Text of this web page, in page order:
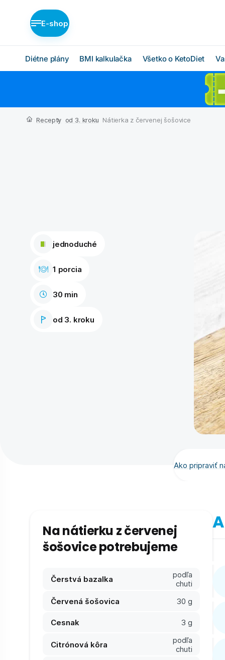
E-shop
Diétne plány
Nízka nadváha (BASIC)
BMI kalkulačka Všetko o KetoDiet
Ako KetoDiet funguje
O proteínovej diéte
Ketóza
Recepty od 3. kroku Nátierka z červenej šošovice
jednoduché
1 porcia
30 min
od 3. kroku
Ako pripraviť
Na nátierku z červenej
šošovice potrebujeme
Čerstvá bazalka
podľa
chuti
Červená šošovica
30 g
Cesnak 3 g
Citrónová kôra
podľa
chuti